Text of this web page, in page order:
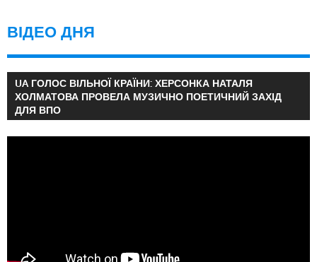
ВІДЕО ДНЯ
UA ГОЛОС ВІЛЬНОЇ КРАЇНИ: ХЕРСОНКА НАТАЛЯ
ХОЛМАТОВА ПРОВЕЛА МУЗИЧНО ПОЕТИЧНИЙ ЗАХІД
ДЛЯ ВПО